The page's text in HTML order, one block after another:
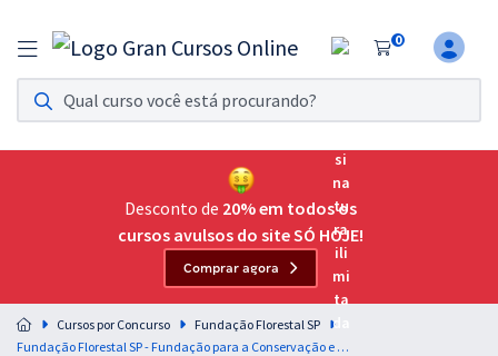
0
Assinatura Ilimitada 11
Acesso a todos os cursos. Teste grátis por 7 dias!
Assinatura OAB Até Passar
Acesso ilimitado a toda preparação para o Exame da
Residências Multiprofissionais
Preparação completa e intensiva para as principais
residências em saúde do Brasil
Desconto de 20% em todos os
cursos avulsos do site SÓ HOJE!
Comprar agora
Cursos por Concurso
Fundação Florestal SP
Fundação Florestal SP - Fundação para a Conservação e a Produção Florestal do Estado de São Paulo - Conhecimentos Específicos para 01 Analista de Gestão - Administração de Empresas; Administração Pública (Pós-Edital)